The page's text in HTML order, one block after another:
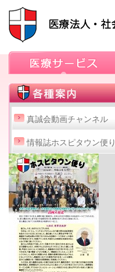
真誠会動画チャンネル
情報誌ホスピタウン便り